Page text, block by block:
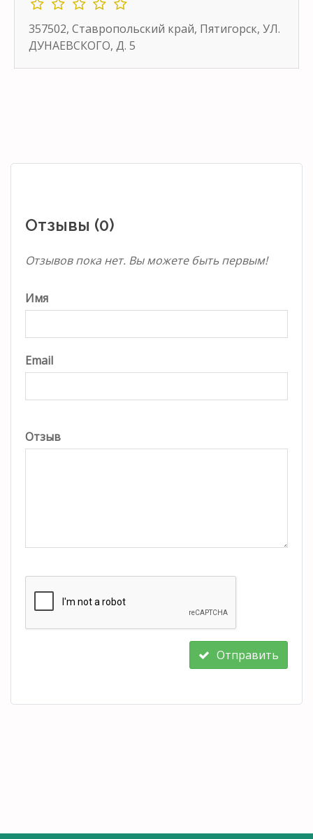
357502, Ставропольский край, Пятигорск, УЛ.
ДУНАЕВСКОГО, Д. 5
Отзывы (0)
Отзывов пока нет. Вы можете быть первым!
Имя
Email
Отзыв
Отправить